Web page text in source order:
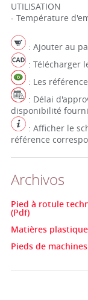
UTILISATION
- Température
: Ajouter au
: Télécharger
: Les
: Délai
disponibilité
: Afficher le
référence
Archivos
Pied à rotule
(Pdf)
Matières
Pieds de